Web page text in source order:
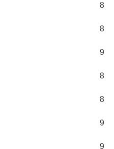
8
8
9
8
8
9
9